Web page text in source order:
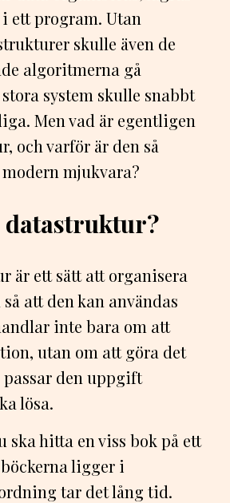
ett program. Utan
skulle även de
algoritmerna gå
system skulle snabbt
Men vad är egentligen
och varför är den så
mjukvara?
datastruktur?
är ett sätt att organisera
att den kan användas
inte bara om att
utan om att göra det
passar den uppgift
lösa.
ska hitta en viss bok på ett
ligger i
tar det lång tid.